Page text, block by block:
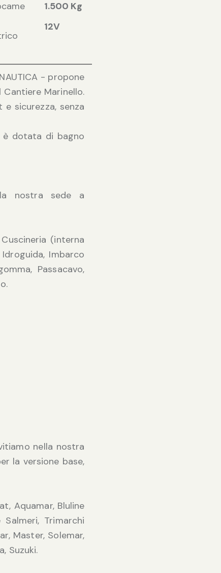
1.500 Kg
12V
- propone
Marinello.
sicurezza, senza
è dotata di bagno
nostra sede a
(interna
Imbarco
Passacavo,
nella nostra
la versione base,
Aquamar, Bluline
Salmeri, Trimarchi
Master, Solemar,
Suzuki.